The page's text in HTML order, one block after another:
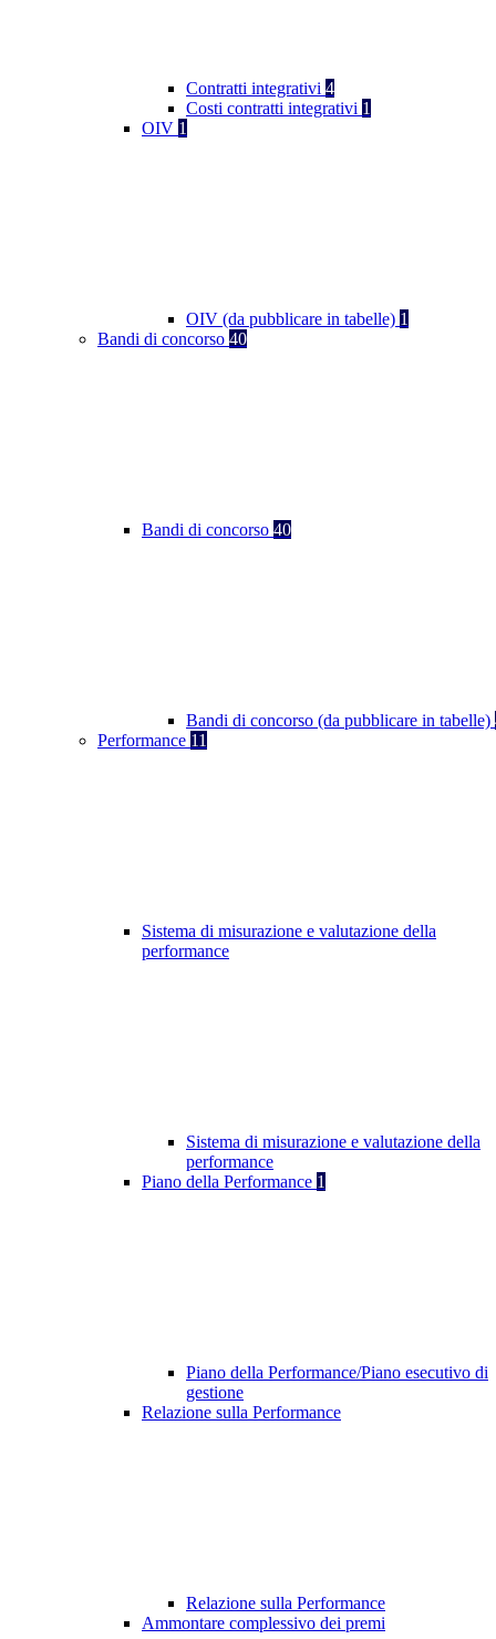
Contratti integrativi 4
Costi contratti integrativi 1
OIV 1
OIV (da pubblicare in tabelle) 1
Bandi di concorso 40
Bandi di concorso 40
Bandi di concorso (da pubblicare in tabelle)
Performance 11
Sistema di misurazione e valutazione della
performance
Sistema di misurazione e valutazione della
performance
Piano della Performance 1
Piano della Performance/Piano esecutivo di
gestione
Relazione sulla Performance
Relazione sulla Performance
Ammontare complessivo dei premi